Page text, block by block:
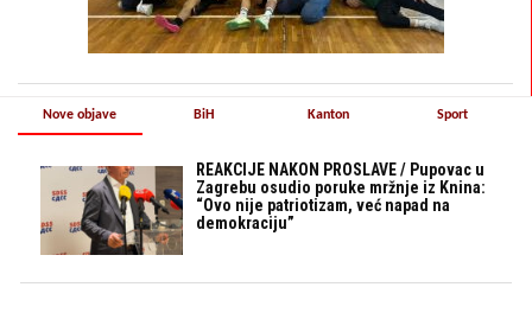
Nove objave
REAKCIJE NAKON PROSLAVE / Pupovac u
Zagrebu osudio poruke mržnje iz Knina:
“Ovo nije patriotizam, već napad na
demokraciju”
BiH Kanton Sport